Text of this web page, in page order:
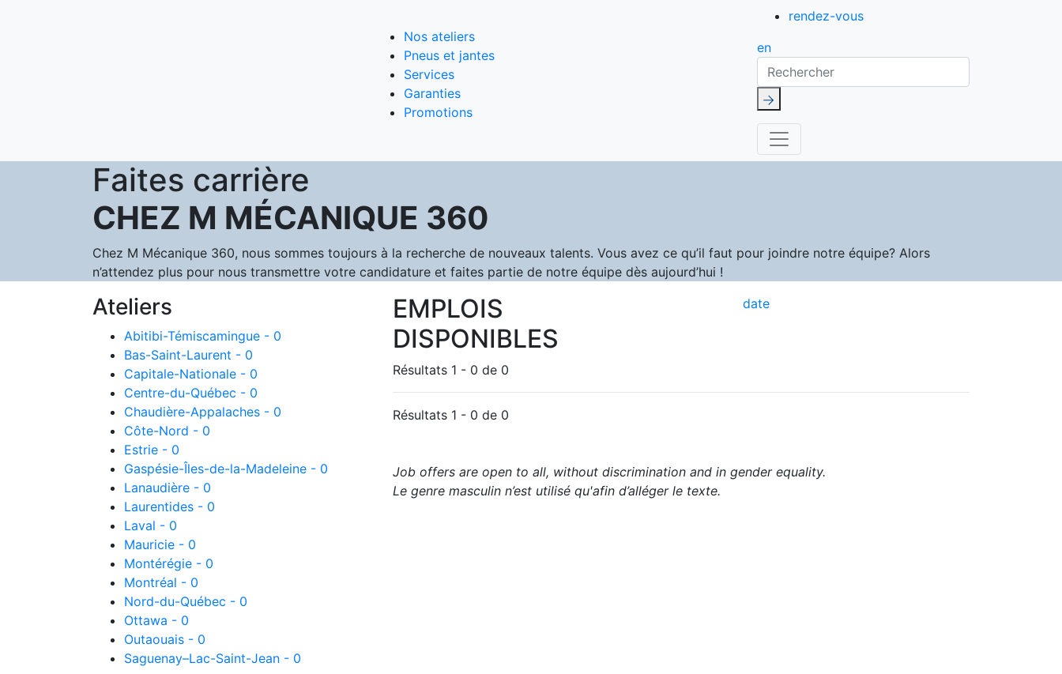
Nos ateliers
Pneus et jantes
Services
Garanties
Promotions
rendez-vous
en
Rechercher
Faites carrière
CHEZ M MÉCANIQUE 360
Chez M Mécanique 360, nous sommes toujours à la recherche de nouveaux talents. Vous avez ce qu’il faut pour joindre notre équipe? Alors
n’attendez plus pour nous transmettre votre candidature et faites partie de notre équipe dès aujourd’hui !
Ateliers
Abitibi-Témiscamingue - 0
Bas-Saint-Laurent - 0
Capitale-Nationale - 0
Centre-du-Québec - 0
Chaudière-Appalaches - 0
Côte-Nord - 0
Estrie - 0
Gaspésie-Îles-de-la-Madeleine - 0
Lanaudière - 0
Laurentides - 0
Laval - 0
Mauricie - 0
Montérégie - 0
Montréal - 0
Nord-du-Québec - 0
Ottawa - 0
Outaouais - 0
Saguenay–Lac-Saint-Jean - 0
EMPLOIS
DISPONIBLES
Résultats 1 - 0 de 0
date
Résultats 1 - 0 de 0
Job offers are open to all, without discrimination and in gender equality.
Le genre masculin n’est utilisé qu'afin d’alléger le texte.